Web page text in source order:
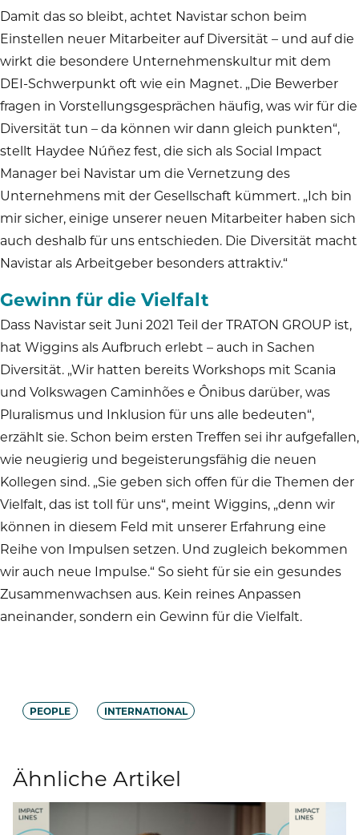
Damit das so bleibt, achtet Navistar schon beim
Einstellen neuer Mitarbeiter auf Diversität – und auf die
wirkt die besondere Unternehmenskultur mit dem
DEI-Schwerpunkt oft wie ein Magnet. „Die Bewerber
fragen in Vorstellungsgesprächen häufig, was wir für die
Diversität tun – da können wir dann gleich punkten“,
stellt Haydee Núñez fest, die sich als Social Impact
Manager bei Navistar um die Vernetzung des
Unternehmens mit der Gesellschaft kümmert. „Ich bin
mir sicher, einige unserer neuen Mitarbeiter haben sich
auch deshalb für uns entschieden. Die Diversität macht
Navistar als Arbeitgeber besonders attraktiv.“
Gewinn für die Vielfalt
Dass Navistar seit Juni 2021 Teil der TRATON GROUP ist,
hat Wiggins als Aufbruch erlebt – auch in Sachen
Diversität. „Wir hatten bereits Workshops mit Scania
und Volkswagen Caminhões e Ônibus darüber, was
Pluralismus und Inklusion für uns alle bedeuten“,
erzählt sie. Schon beim ersten Treffen sei ihr aufgefallen,
wie neugierig und begeisterungsfähig die neuen
Kollegen sind. „Sie geben sich offen für die Themen der
Vielfalt, das ist toll für uns“, meint Wiggins, „denn wir
können in diesem Feld mit unserer Erfahrung eine
Reihe von Impulsen setzen. Und zugleich bekommen
wir auch neue Impulse.“ So sieht für sie ein gesundes
Zusammenwachsen aus. Kein reines Anpassen
aneinander, sondern ein Gewinn für die Vielfalt.
PEOPLE INTERNATIONAL
Ähnliche Artikel